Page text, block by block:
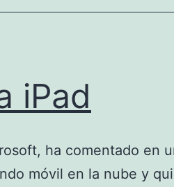
iPad
ha comentado en
móvil en la nube y